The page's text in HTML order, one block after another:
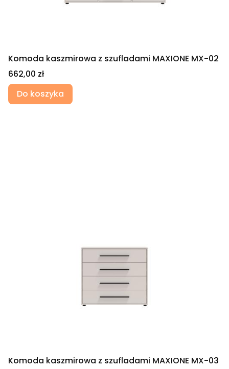
Komoda kaszmirowa z szufladami MAXIONE MX-02
Cena
662,00 zł
Do koszyka
Komoda kaszmirowa z szufladami MAXIONE MX-03